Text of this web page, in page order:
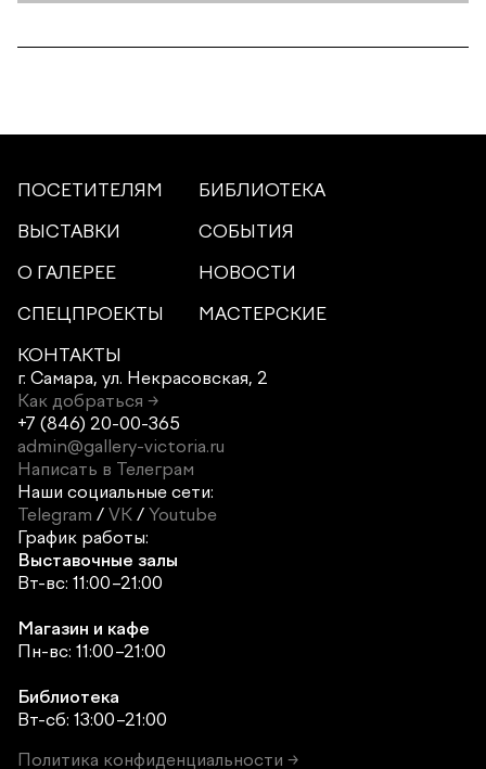
ПОСЕТИТЕЛЯМ
БИБЛИОТЕКА
ВЫСТАВКИ
СОБЫТИЯ
О ГАЛЕРЕЕ
НОВОСТИ
СПЕЦПРОЕКТЫ
МАСТЕРСКИЕ
КОНТАКТЫ
г. Самара, ул. Некрасовская, 2
Как добраться →
+7 (846) 20-00-365
admin@gallery-victoria.ru
Написать в Телеграм
Наши социальные сети:
Telegram / VK / Youtube
График работы:
Выставочные залы
Вт-вс: 11:00–21:00
Магазин и кафе
Пн-вс: 11:00–21:00
Библиотека
Вт-сб: 13:00–21:00
Политика конфиденциальности →